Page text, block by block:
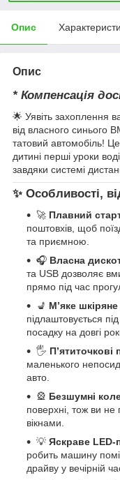
Опис
Опис
* Компенсація
🌟 Уявіть захоплення
від власного синього
татовий автомобіль!
дитині перші уроки
завдяки системі
✨ Особливості,
🚀 Плавний
поштовхів, щоб
та приємною.
🎧 Власна
та USB дозволяє
прямо під час
💺 М’яке шкіряне
підлаштовується
посадку на довгі
🖐️ П’ятиточкові
маленького
авто.
🎡 Безшумні
поверхні, тож ви не
вікнами.
💡 Яскраве LED-
робить машину
драйву у вечірній